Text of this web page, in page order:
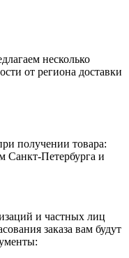
несколько
от региона доставки
получении товара:
Санкт-Петербурга и
и частных лиц
заказа вам будут